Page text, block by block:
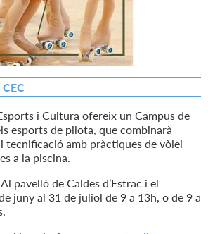
i Cultura ofereix un Campus de
esports de pilota, que combinarà
tecnificació amb pràctiques de vòlei
a la piscina.
pavelló de Caldes d’Estrac i el
juny al 31 de juliol de 9 a 13h, o de 9 a